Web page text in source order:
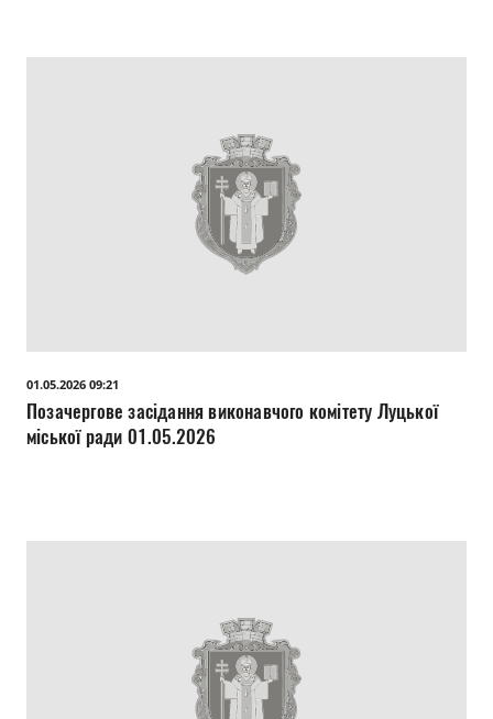
01.05.2026 09:21
Позачергове засідання виконавчого комітету Луцької
міської ради 01.05.2026